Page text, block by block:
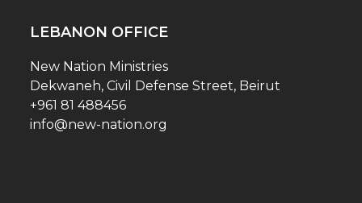
LEBANON OFFICE
New Nation Ministries
Dekwaneh, Civil Defense Street, Beirut
+961 81 488456
info@new-nation.org